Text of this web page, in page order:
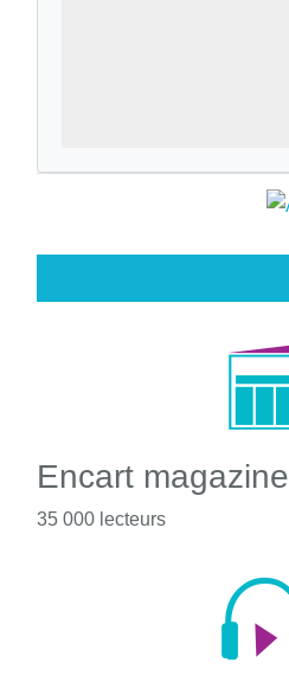
Encart magazine
35 000 lecteurs